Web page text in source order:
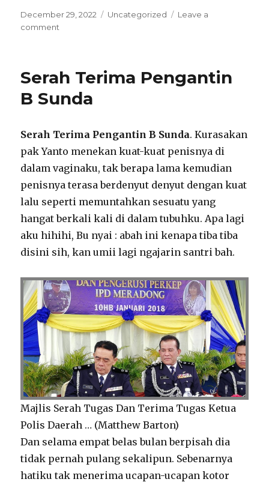
Posted
on
December 29, 2022 Categories
Uncategorized
Leave a
comment
Sunda
Baru
Serah Terima Pengantin
B Sunda
Serah Terima Pengantin B Sunda. Kurasakan
pak Yanto menekan kuat-kuat penisnya di
dalam vaginaku, tak berapa lama kemudian
penisnya terasa berdenyut denyut dengan kuat
lalu seperti memuntahkan sesuatu yang
hangat berkali kali di dalam tubuhku. Apa lagi
aku hihihi, Bu nyai : abah ini kenapa tiba tiba
disini sih, kan umii lagi ngajarin santri bah.
Majlis Serah Tugas Dan Terima Tugas Ketua
Polis Daerah … (Matthew Barton)
Dan selama empat belas bulan berpisah dia
tidak pernah pulang sekalipun. Sebenarnya
hatiku tak menerima ucapan-ucapan kotor